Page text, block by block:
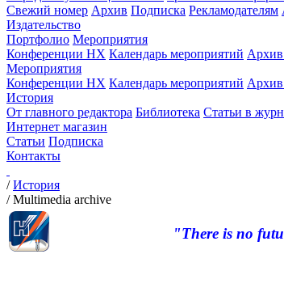
Свежий номер Архив Подписка Рекламодателям
Издательство
Портфолио Мероприятия
Конференции НХ Календарь мероприятий Архив
Мероприятия
Конференции НХ Календарь мероприятий Архив
История
От главного редактора Библиотека Статьи в
Интернет магазин
Статьи Подписка
Контакты
/История
/Multimedia archive
"There is no